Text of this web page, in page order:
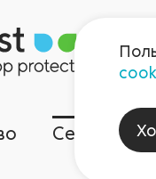
Сервисы